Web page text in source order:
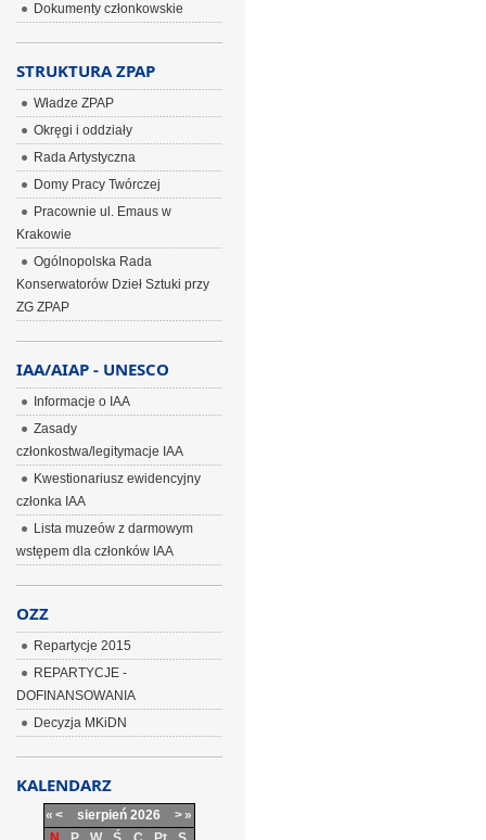
Dokumenty członkowskie
STRUKTURA ZPAP
Władze ZPAP
Okręgi i oddziały
Rada Artystyczna
Domy Pracy Twórczej
Pracownie ul. Emaus w
Krakowie
Ogólnopolska Rada
Konserwatorów Dzieł Sztuki przy
ZG ZPAP
IAA/AIAP - UNESCO
Informacje o IAA
Zasady
członkostwa/legitymacje IAA
Kwestionariusz ewidencyjny
członka IAA
Lista muzeów z darmowym
wstępem dla członków IAA
OZZ
Repartycje 2015
REPARTYCJE -
DOFINANSOWANIA
Decyzja MKiDN
KALENDARZ
« < sierpień 2026 >»